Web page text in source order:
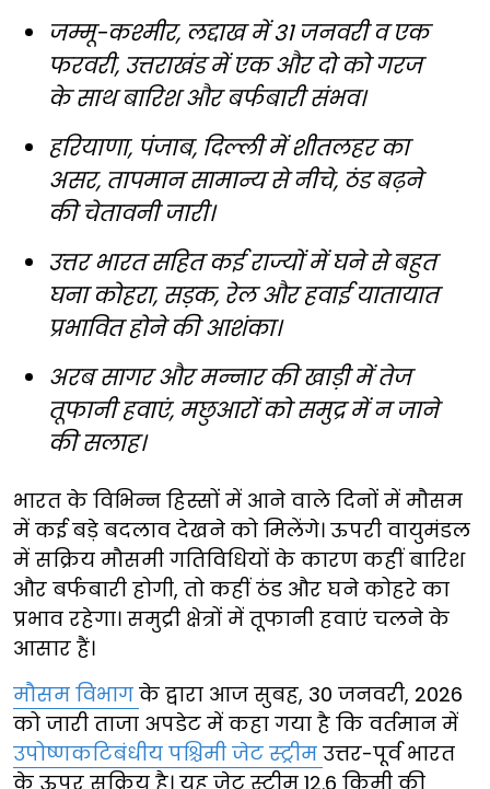
जम्मू-कश्मीर, लद्दाख में 31 जनवरी व एक
फरवरी, उत्तराखंड में एक और दो को गरज
के साथ बारिश और बर्फबारी संभव।
हरियाणा, पंजाब, दिल्ली में शीतलहर का
असर, तापमान सामान्य से नीचे, ठंड बढ़ने
की चेतावनी जारी।
उत्तर भारत सहित कई राज्यों में घने से बहुत
घना कोहरा, सड़क, रेल और हवाई यातायात
प्रभावित होने की आशंका।
अरब सागर और मन्नार की खाड़ी में तेज
तूफानी हवाएं, मछुआरों को समुद्र में न जाने
की सलाह।
भारत के विभिन्न हिस्सों में आने वाले दिनों में मौसम
में कई बड़े बदलाव देखने को मिलेंगे। ऊपरी वायुमंडल
में सक्रिय मौसमी गतिविधियों के कारण कहीं बारिश
और बर्फबारी होगी, तो कहीं ठंड और घने कोहरे का
प्रभाव रहेगा। समुद्री क्षेत्रों में तूफानी हवाएं चलने के
आसार हैं।
मौसम विभाग के द्वारा आज सुबह, 30 जनवरी, 2026
को जारी ताजा अपडेट में कहा गया है कि वर्तमान में
उपोष्णकटिबंधीय पश्चिमी जेट स्ट्रीम उत्तर-पूर्व भारत
के ऊपर सक्रिय है। यह जेट स्ट्रीम 12.6 किमी की